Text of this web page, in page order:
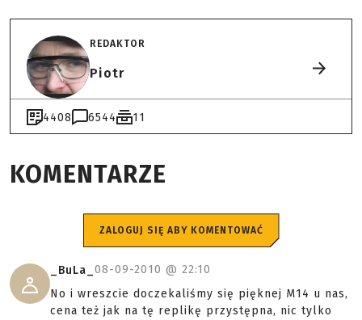
REDAKTOR
Piotr
4408 6544 11
KOMENTARZE
ZALOGUJ SIĘ ABY KOMENTOWAĆ
_BuLa_ 08-09-2010 @ 22:10
No i wreszcie doczekaliśmy się pięknej M14 u nas,
cena też jak na tę replikę przystępna, nic tylko